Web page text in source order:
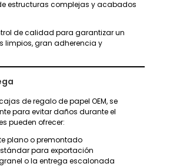
estructuras complejas y acabados
de calidad para garantizar un
limpios, gran adherencia y
de regalo de papel OEM, se
para evitar daños durante el
pueden ofrecer:
plano o premontado
para exportación
o la entrega escalonada